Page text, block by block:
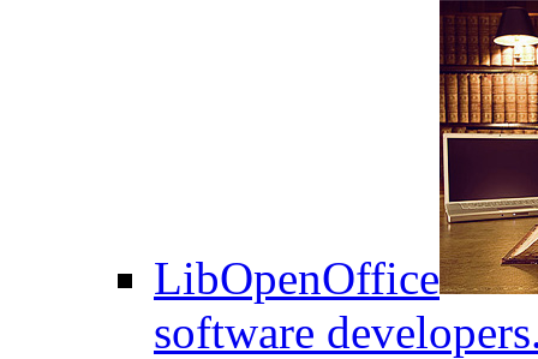
LibOpenOffice
software